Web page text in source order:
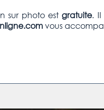
sur photo estgratuite. Il
vous